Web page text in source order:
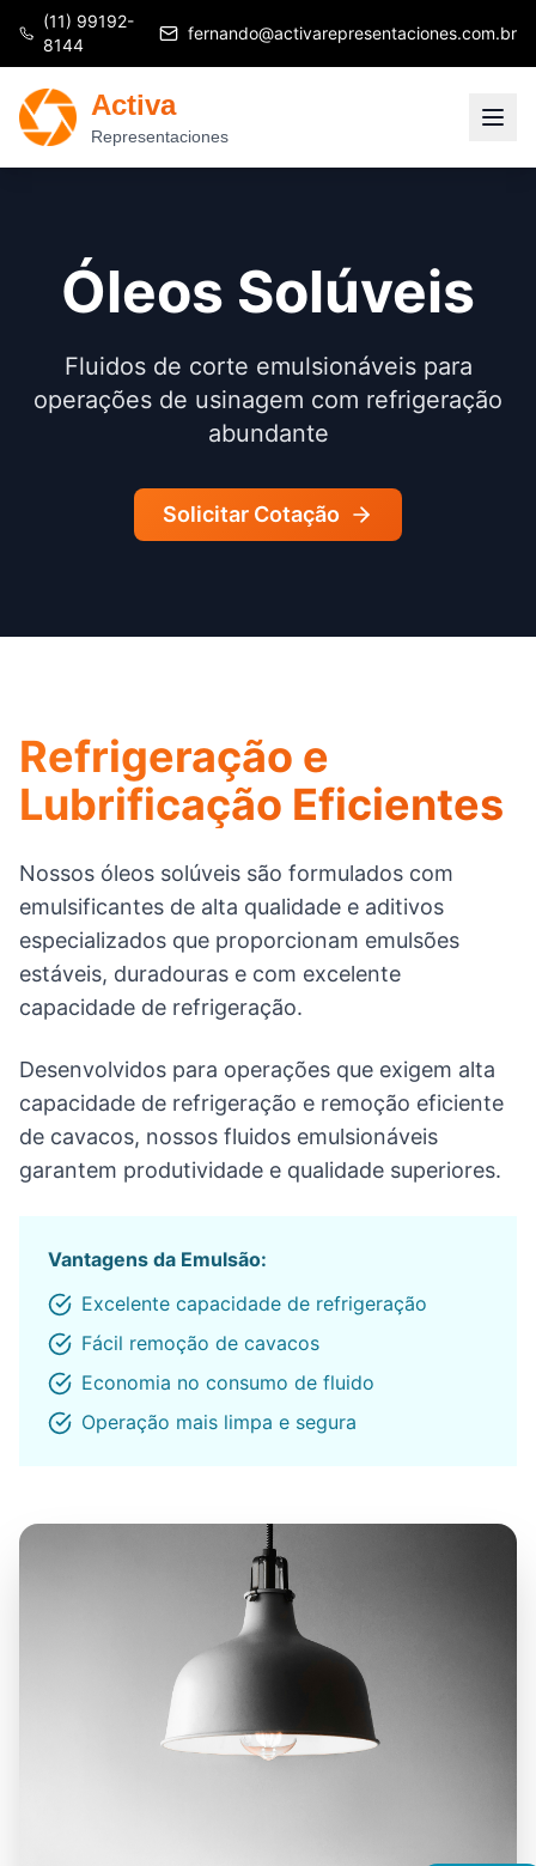
(11) 99192-
8144
fernando@activarepresentaciones.com.br
Activa
Representaciones
Óleos Solúveis
Fluidos de corte emulsionáveis para
operações de usinagem com refrigeração
abundante
Solicitar Cotação
Refrigeração e
Lubrificação Eficientes
Nossos óleos solúveis são formulados com
emulsificantes de alta qualidade e aditivos
especializados que proporcionam emulsões
estáveis, duradouras e com excelente
capacidade de refrigeração.
Desenvolvidos para operações que exigem alta
capacidade de refrigeração e remoção eficiente
de cavacos, nossos fluidos emulsionáveis
garantem produtividade e qualidade superiores.
Vantagens da Emulsão:
Excelente capacidade de refrigeração
Fácil remoção de cavacos
Economia no consumo de fluido
Operação mais limpa e segura